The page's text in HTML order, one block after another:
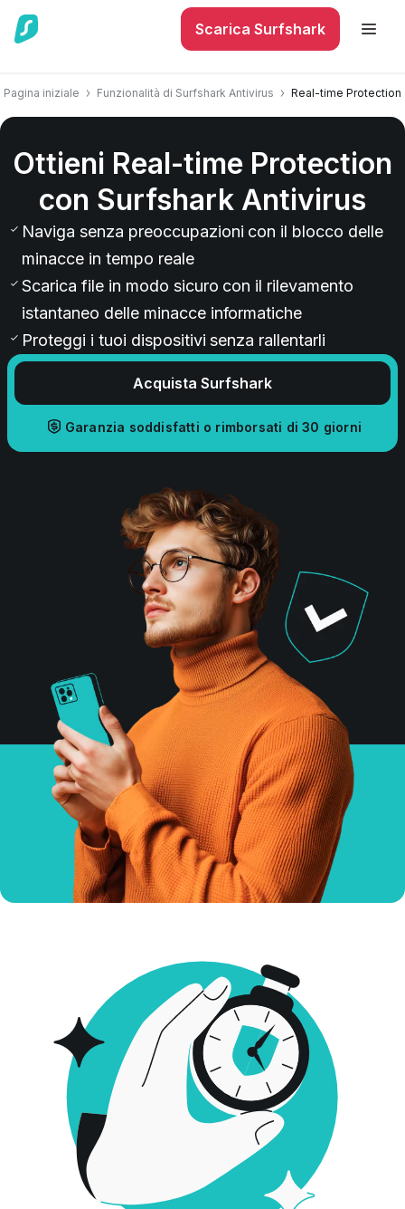
Scarica Surfshark
Pagina iniziale Funzionalità di Surfshark Antivirus Real-time Protection
Ottieni Real-time Protection
con Surfshark Antivirus
Naviga senza preoccupazioni con il blocco delle
minacce in tempo reale
Scarica file in modo sicuro con il rilevamento
istantaneo delle minacce informatiche
Proteggi i tuoi dispositivi senza rallentarli
Acquista Surfshark
Garanzia soddisfatti o rimborsati di 30 giorni